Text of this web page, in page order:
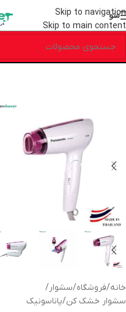
Skip to navigation
Skip to main content
منو
خانه/فروشگاه/سشوار/
سشوار خشک کن/پاناسونیک